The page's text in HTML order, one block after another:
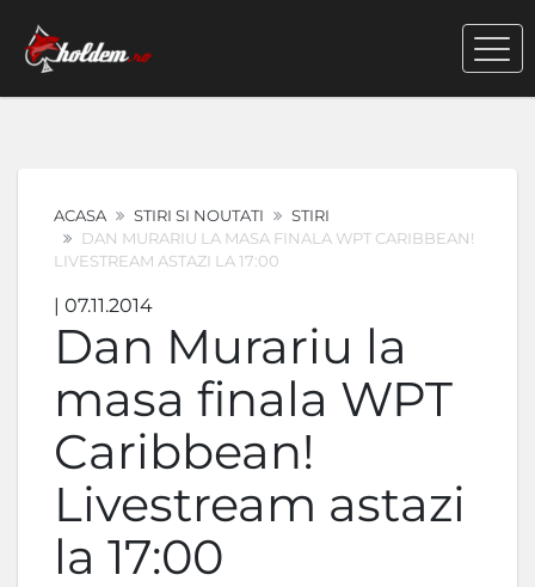
ACASA STIRI SI NOUTATI
STIRI
DAN MURARIU LA MASA FINALA WPT CARIBBEAN!
LIVESTREAM ASTAZI LA 17:00
| 07.11.2014
Dan Murariu la
masa finala WPT
Caribbean!
Livestream astazi
la 17:00